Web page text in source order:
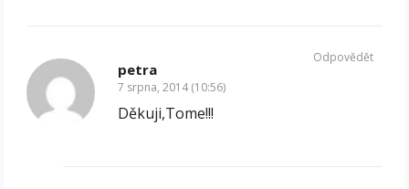
petra
7 srpna, 2014 (10:56)
Děkuji,Tome!!!
Odpovědět